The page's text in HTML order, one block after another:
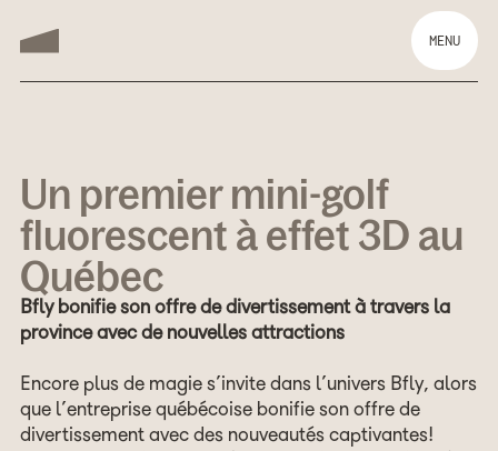
MENU
Un premier mini-golf
fluorescent à effet 3D au
Québec
Bfly bonifie son offre de divertissement à travers la
province avec de nouvelles attractions
Encore plus de magie s’invite dans l’univers Bfly, alors
que l’entreprise québécoise bonifie son offre de
divertissement avec des nouveautés captivantes!